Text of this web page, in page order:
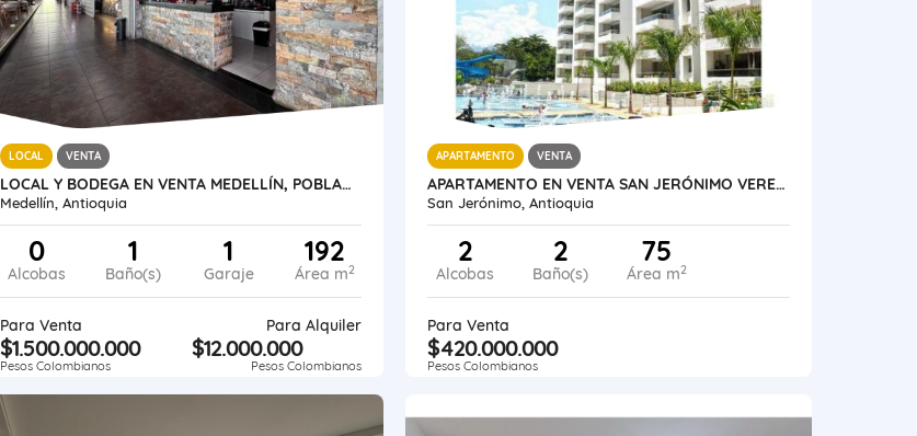
LOCAL VENTA
LOCAL Y BODEGA EN VENTA MEDELLÍN, POBLADO
Medellín, Antioquia
0
Alcobas
1
Baño(s)
1
Garaje
192
Área m2
Para Venta
$1.500.000.000
Pesos Colombianos
Para Alquiler
$12.000.000
Pesos Colombianos
APARTAMENTO VENTA
APARTAMENTO EN VENTA SAN JERÓNIMO VEREDA LLANO DE AGUIRRE
San Jerónimo, Antioquia
2
Alcobas
2
Baño(s)
75
Área m2
Para Venta
$420.000.000
Pesos Colombianos